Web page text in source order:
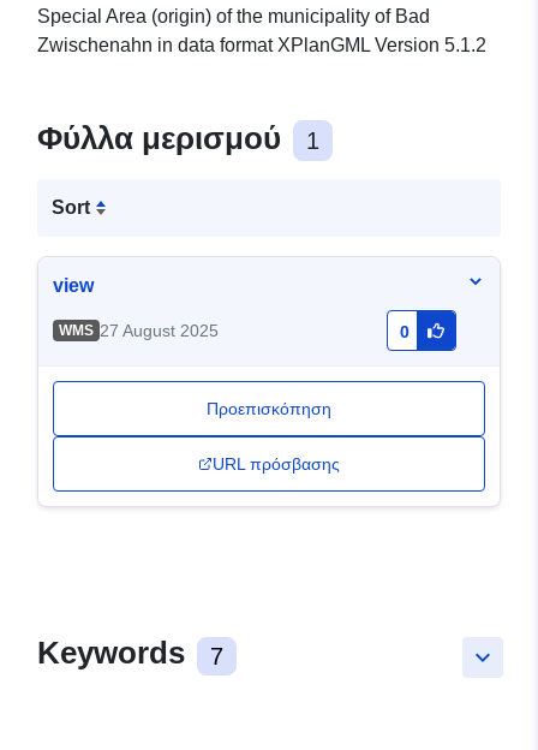
Special Area (origin) of the municipality of Bad
Zwischenahn in data format XPlanGML Version 5.1.2
Φύλλα μερισμού 1
Sort
view
WMS 27 August 2025 0
Προεπισκόπηση
URL πρόσβασης
keyboard_arrow_down
Keywords 7